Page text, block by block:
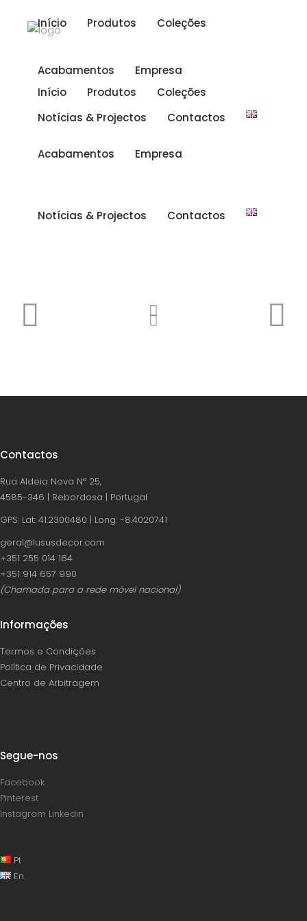
Início Produtos Coleções
Acabamentos Empresa
Notícias & Projectos Contactos
Início Produtos Coleções
Acabamentos Empresa
Notícias & Projectos Contactos
Contactos
Rua Aldeia Nova Nº 25,
4585-346 | Rebordosa | Portugal
GPS: Lat: 41.2300480 | Long: -8.4020741
geral@lususdecor.com
‪+351 255 014 164‬
‪+351 914 657 990
(Chamada para a rede móvel nacional)
Informações
Termos e Condições
Política de Privacidade
Centro de Arbitragem
Segue-nos
Facebook
Pinterest
Instagram Linkedin
Pt
En